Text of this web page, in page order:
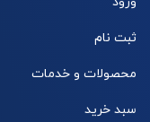
ثبت نام
محصولات و خدمات
سبد خرید